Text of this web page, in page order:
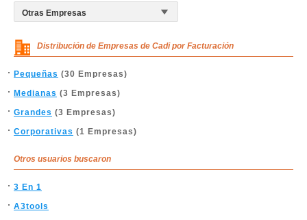
Distribución de Empresas de Cadi por Facturación
Pequeñas (30 Empresas)
Medianas (3 Empresas)
Grandes (3 Empresas)
Corporativas (1 Empresas)
Otros usuarios buscaron
3 En 1
A3tools